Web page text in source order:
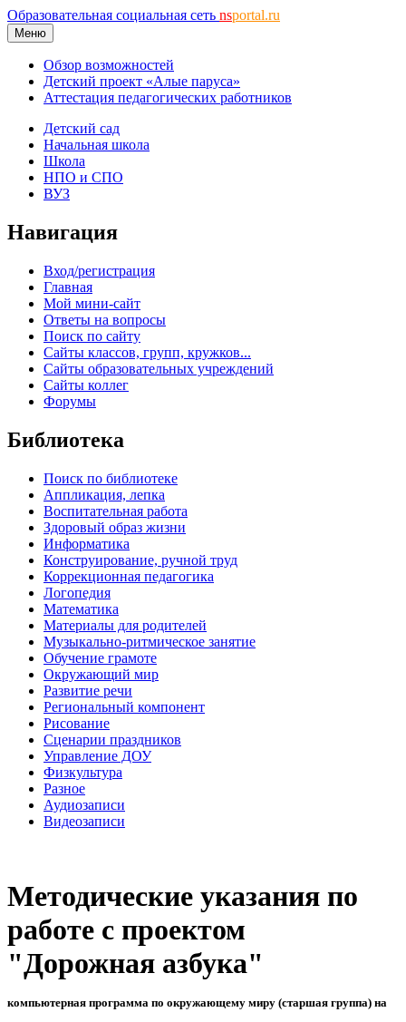
Образовательная социальная сеть nsportal.ru
Меню
Обзор возможностей
Детский проект «Алые паруса»
Аттестация педагогических работников
Детский сад
Начальная школа
Школа
НПО и СПО
ВУЗ
Навигация
Вход/регистрация
Главная
Мой мини-сайт
Ответы на вопросы
Поиск по сайту
Сайты классов, групп, кружков...
Сайты образовательных учреждений
Сайты коллег
Форумы
Библиотека
Поиск по библиотеке
Аппликация, лепка
Воспитательная работа
Здоровый образ жизни
Информатика
Конструирование, ручной труд
Коррекционная педагогика
Логопедия
Математика
Материалы для родителей
Музыкально-ритмическое занятие
Обучение грамоте
Окружающий мир
Развитие речи
Региональный компонент
Рисование
Сценарии праздников
Управление ДОУ
Физкультура
Разное
Аудиозаписи
Видеозаписи
Методические указания по
работе с проектом
"Дорожная азбука"
компьютерная программа по окружающему миру (старшая группа) на